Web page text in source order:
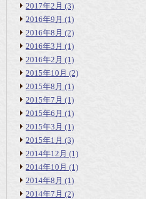
2017年2月 (3)
2016年9月 (1)
2016年8月 (2)
2016年3月 (1)
2016年2月 (1)
2015年10月 (2)
2015年8月 (1)
2015年7月 (1)
2015年6月 (1)
2015年3月 (1)
2015年1月 (3)
2014年12月 (1)
2014年10月 (1)
2014年8月 (1)
2014年7月 (2)